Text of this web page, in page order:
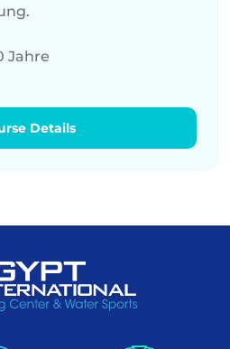
Verfügung stellen,
die Sie haben
Jahre
Details